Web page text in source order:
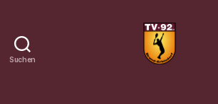
Suchen